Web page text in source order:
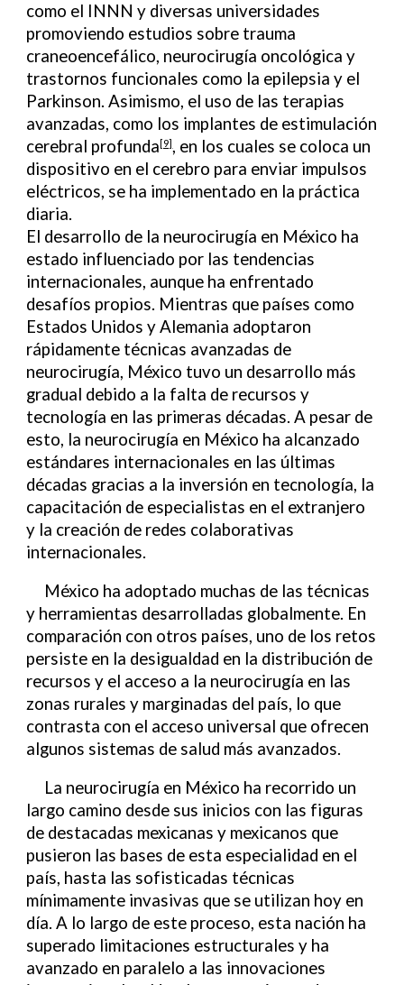
como el INNN y diversas universidades
promoviendo estudios sobre trauma
craneoencefálico, neurocirugía oncológica y
trastornos funcionales como la epilepsia y el
Parkinson. Asimismo, el uso de las terapias
avanzadas, como los implantes de estimulación
cerebral profunda[9], en los cuales se coloca un
dispositivo en el cerebro para enviar impulsos
eléctricos, se ha implementado en la práctica
diaria.
El desarrollo de la neurocirugía en México ha
estado influenciado por las tendencias
internacionales, aunque ha enfrentado
desafíos propios. Mientras que países como
Estados Unidos y Alemania adoptaron
rápidamente técnicas avanzadas de
neurocirugía, México tuvo un desarrollo más
gradual debido a la falta de recursos y
tecnología en las primeras décadas. A pesar de
esto, la neurocirugía en México ha alcanzado
estándares internacionales en las últimas
décadas gracias a la inversión en tecnología, la
capacitación de especialistas en el extranjero
y la creación de redes colaborativas
internacionales.
México ha adoptado muchas de las técnicas
y herramientas desarrolladas globalmente. En
comparación con otros países, uno de los retos
persiste en la desigualdad en la distribución de
recursos y el acceso a la neurocirugía en las
zonas rurales y marginadas del país, lo que
contrasta con el acceso universal que ofrecen
algunos sistemas de salud más avanzados.
La neurocirugía en México ha recorrido un
largo camino desde sus inicios con las figuras
de destacadas mexicanas y mexicanos que
pusieron las bases de esta especialidad en el
país, hasta las sofisticadas técnicas
mínimamente invasivas que se utilizan hoy en
día. A lo largo de este proceso, esta nación ha
superado limitaciones estructurales y ha
avanzado en paralelo a las innovaciones